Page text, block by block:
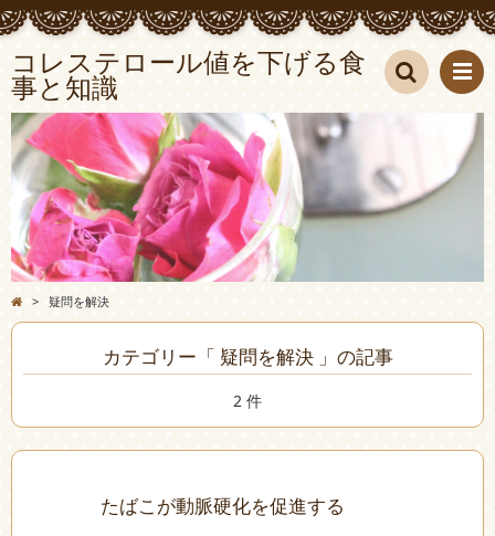
コレステロール値を下げる食
事と知識
> 疑問を解決
カテゴリー「 疑問を解決 」の記事
2 件
たばこが動脈硬化を促進する